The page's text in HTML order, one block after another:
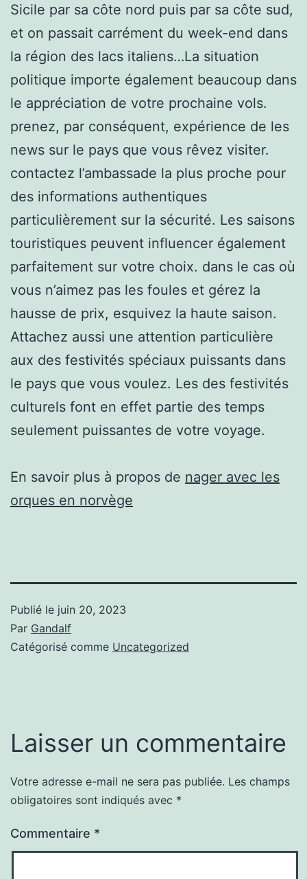
Sicile par sa côte nord puis par sa côte sud,
et on passait carrément du week-end dans
la région des lacs italiens…La situation
politique importe également beaucoup dans
le appréciation de votre prochaine vols.
prenez, par conséquent, expérience de les
news sur le pays que vous rêvez visiter.
contactez l’ambassade la plus proche pour
des informations authentiques
particulièrement sur la sécurité. Les saisons
touristiques peuvent influencer également
parfaitement sur votre choix. dans le cas où
vous n’aimez pas les foules et gérez la
hausse de prix, esquivez la haute saison.
Attachez aussi une attention particulière
aux des festivités spéciaux puissants dans
le pays que vous voulez. Les des festivités
culturels font en effet partie des temps
seulement puissantes de votre voyage.
En savoir plus à propos de nager avec les
orques en norvège
Publié le juin 20, 2023
Par Gandalf
Catégorisé comme Uncategorized
Laisser un commentaire
Votre adresse e-mail ne sera pas publiée. Les champs
obligatoires sont indiqués avec *
Commentaire *